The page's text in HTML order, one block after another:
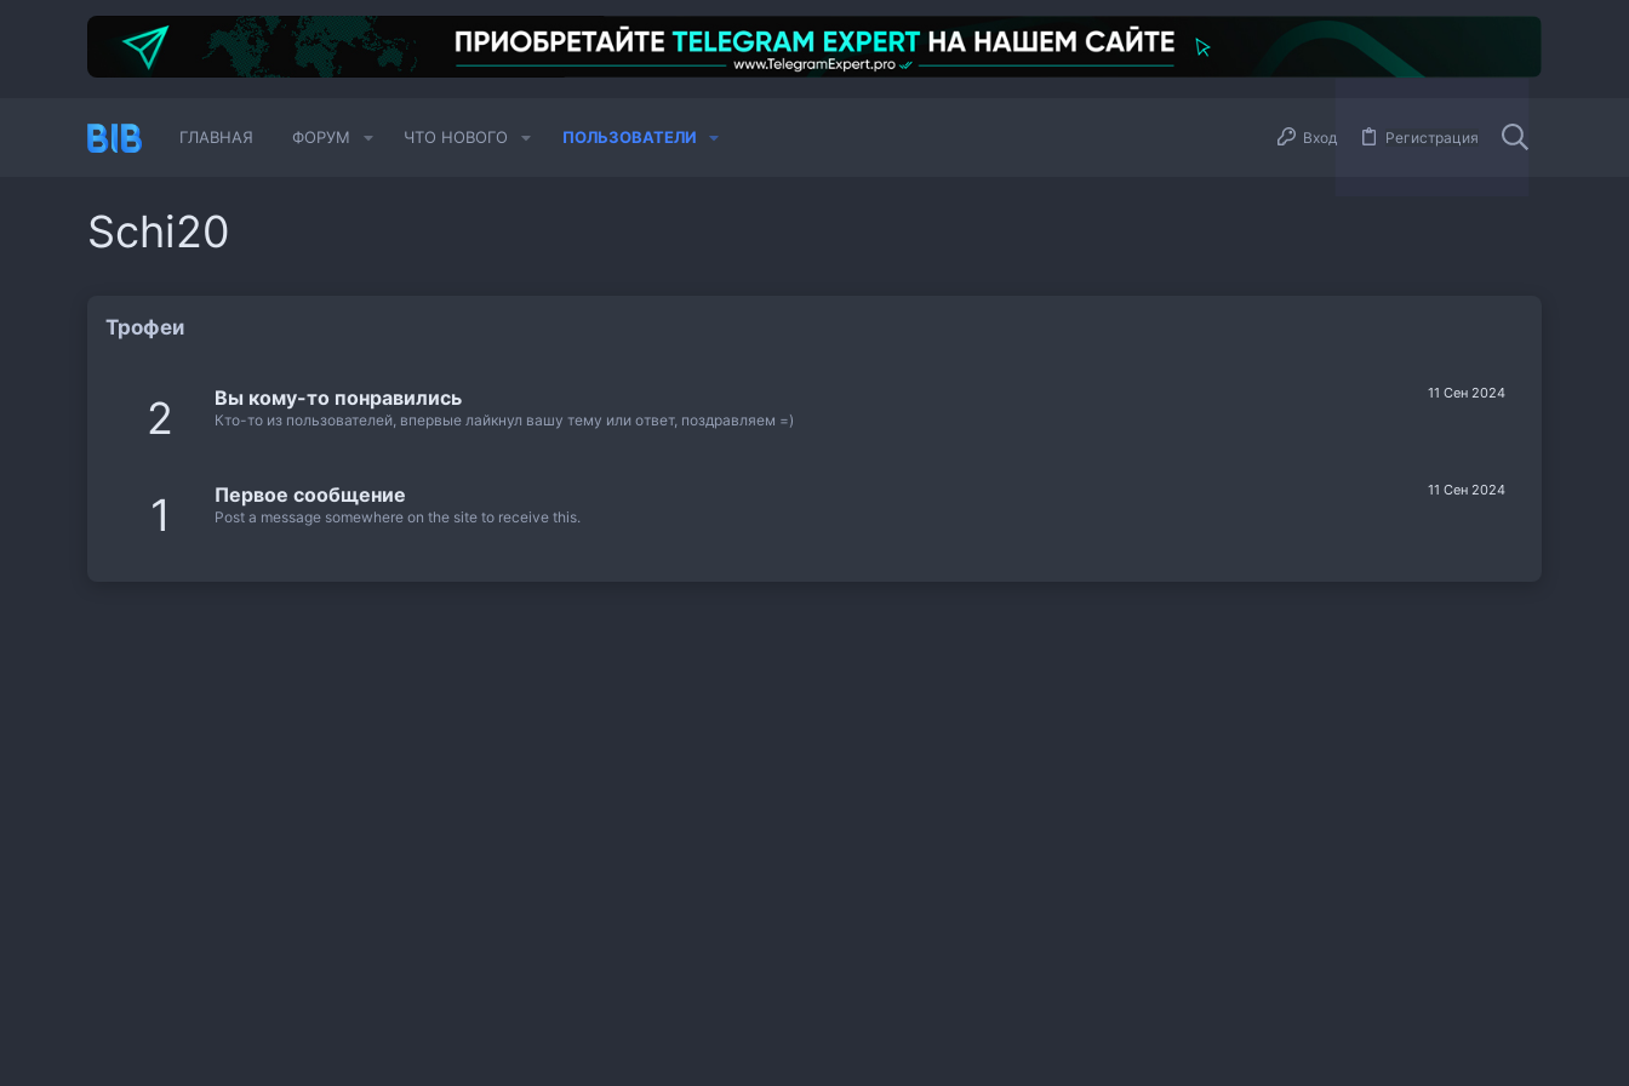
ГЛАВНАЯ ФОРУМ ЧТО НОВОГО ПОЛЬЗОВАТЕЛИ Вход Регистрация
Schi20
Трофеи
2 11 Сен 2024
Вы кому-то понравились
Кто-то из пользователей, впервые лайкнул вашу тему или ответ, поздравляем =)
1 11 Сен 2024
Первое сообщение
Post a message somewhere on the site to receive this.